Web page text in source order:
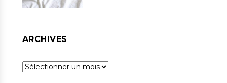
ARCHIVES
Archives